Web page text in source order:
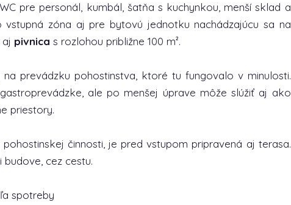
pre personál, kumbál, šatňa s kuchynkou, menší sklad a
vstupná zóna aj pre bytovú jednotku nachádzajúcu sa na
pivnica s rozlohou približne 100 m².
prevádzku pohostinstva, ktoré tu fungovalo v minulosti.
ale po menšej úprave môže slúžiť aj ako
priestory.
činnosti, je pred vstupom pripravená aj terasa.
cez cestu.
spotreby